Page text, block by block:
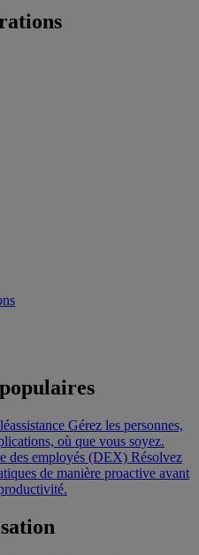
Gérez les personnes,
où que vous soyez.
des employés (DEX) Résolvez
de manière proactive avant